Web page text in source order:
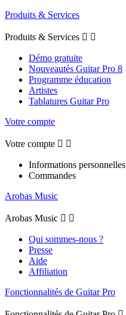
Produits & Services
Produits & Services  
Démo gratuite
Nouveautés Guitar Pro 8
Programme éducation
Artistes
Tablatures Guitar Pro
Votre compte
Votre compte  
Informations personnelles
Commandes
Arobas Music
Arobas Music  
Qui sommes-nous ?
Presse
Aide
Affiliation
Fonctionnalités de Guitar Pro